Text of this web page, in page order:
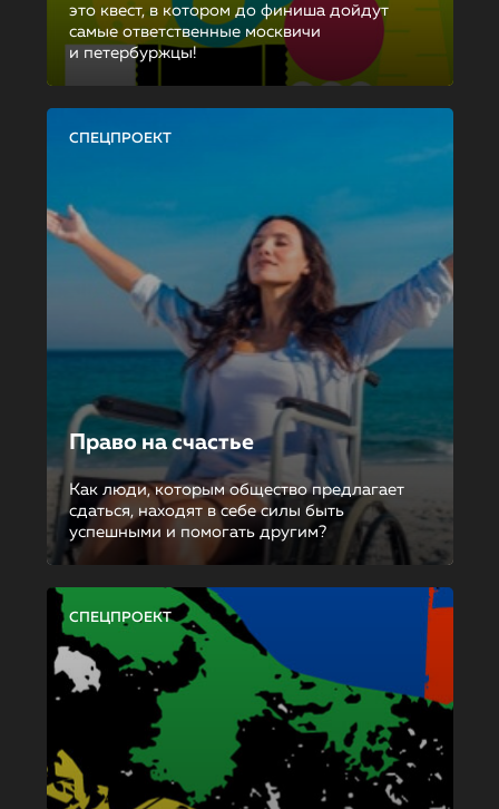
это квест, в котором до финиша дойдут
самые ответственные москвичи
и петербуржцы!
СПЕЦПРОЕКТ
Право на счастье
Как люди, которым общество предлагает
сдаться, находят в себе силы быть
успешными и помогать другим?
СПЕЦПРОЕКТ